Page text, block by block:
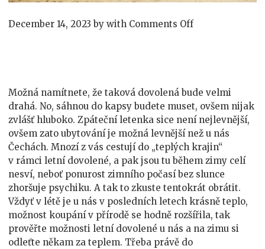
December 14, 2023 bywith Comments Offon
dovolenou
v
tropickém
ráji?
Možná namítnete, že taková dovolená bude velmi
drahá. No, sáhnou do kapsy budete muset, ovšem nijak
zvlášť hluboko. Zpáteční letenka sice není nejlevnější,
ovšem zato ubytování je možná levnější než u nás
Čechách. Mnozí z vás cestují do „teplých krajin“
v rámci letní dovolené, a pak jsou tu během zimy celí
nesví, neboť ponurost zimního počasí bez slunce
zhoršuje psychiku. A tak to zkuste tentokrát obrátit.
Vždyť v létě je u nás v posledních letech krásně teplo,
možnost koupání v přírodě se hodně rozšířila, tak
prověřte možnosti letní dovolené u nás a na zimu si
odleťte někam za teplem. Třeba právě do